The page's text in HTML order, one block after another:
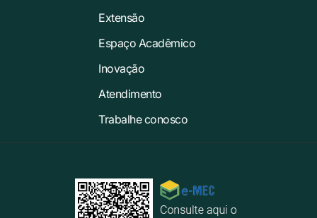
Extensão
Espaço Acadêmico
Inovação
Atendimento
Trabalhe conosco